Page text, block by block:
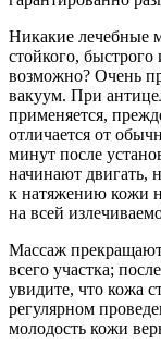
Никакие лечебные
стойкого, быстрого
возможно? Очень
вакуум. При
применяется,
отличается от
минут после
начинают двигать,
к натяжению кожи
на всей
Массаж прекращают
всего участка;
увидите, что кожа
регулярном
молодость кожи